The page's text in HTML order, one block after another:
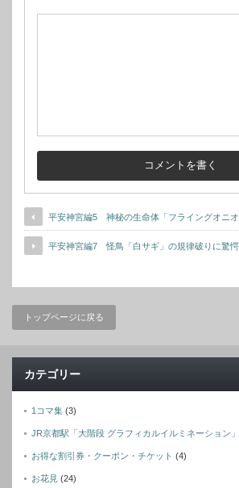
平安神宮編5 神秘の生命体「フライングオニ
平安神宮編7 怪鳥「白サギ」の規律破りに驚
トップページに戻る
カテゴリー
1コマ集 (3)
JR京都駅「大階段 グラフィカルイルミネーション」
お得な割引券・クーポン・チケット (4)
お花見 (24)